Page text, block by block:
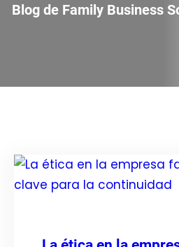
Blog de Family Business